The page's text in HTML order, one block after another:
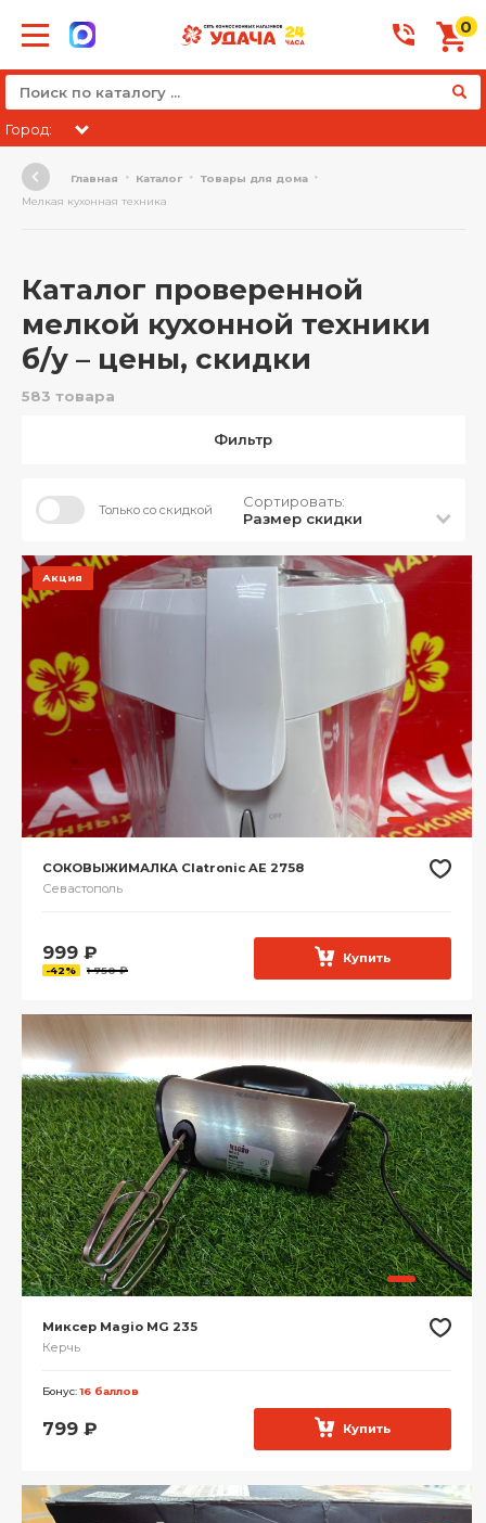
0
Город:
Главная Каталог
Товары для дома
Мелкая кухонная техника
Каталог проверенной
мелкой кухонной техники
б/у – цены, скидки
583 товара
Фильтр
Только со скидкой
Сортировать:
Размер скидки
Акция
СОКОВЫЖИМАЛКА Clatronic AE 2758
Севастополь
999 ₽
-42% 1 750 ₽
Купить
Миксер Magio MG 235
Керчь
Бонус:16 баллов
799 ₽ Купить